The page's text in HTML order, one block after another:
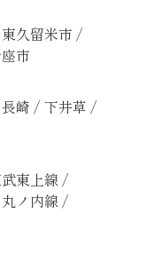
東久留米市 /
市
長崎 / 下井草 /
東上線 /
丸ノ内線 /